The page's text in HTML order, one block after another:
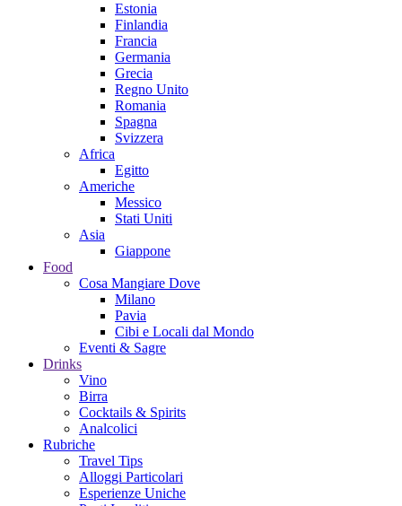
Estonia
Finlandia
Francia
Germania
Grecia
Regno Unito
Romania
Spagna
Svizzera
Africa
Egitto
Americhe
Messico
Stati Uniti
Asia
Giappone
Food
Cosa Mangiare Dove
Milano
Pavia
Cibi e Locali dal Mondo
Eventi & Sagre
Drinks
Vino
Birra
Cocktails & Spirits
Analcolici
Rubriche
Travel Tips
Alloggi Particolari
Esperienze Uniche